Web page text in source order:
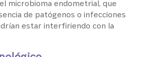
microbioma endometrial, que
de patógenos o infecciones
estar interfiriendo con la